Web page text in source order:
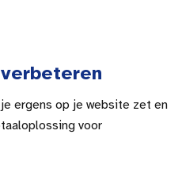
ergens op je website zet en
voor